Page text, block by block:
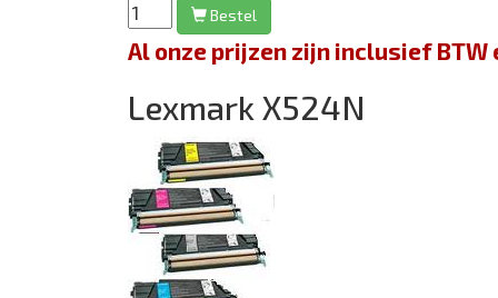
Bestel
Al onze prijzen zijn inclusief
Lexmark X524N